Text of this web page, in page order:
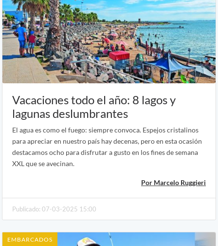
Vacaciones todo el año: 8 lagos y
lagunas deslumbrantes
El agua es como el fuego: siempre convoca. Espejos cristalinos
para apreciar en nuestro país hay decenas, pero en esta ocasión
destacamos ocho para disfrutar a gusto en los fines de semana
XXL que se avecinan.
Por Marcelo Ruggieri
Publicado: 07-03-2025 15:00
EMBARCADOS